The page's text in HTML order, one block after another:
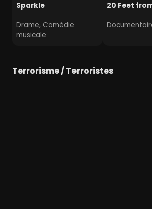
Sparkle
Drame, Comédie
musicale
20 Feet
Terrorisme / Terroristes